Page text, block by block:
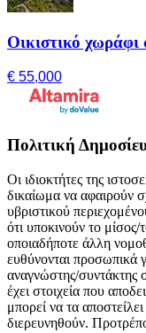
Οικιστικό χωράφι
€ 55,000
Πολιτική
Οι ιδιοκτήτες της
δικαίωμα να αφαιρούν
υβριστικού
ότι υποκινούν το
οποιαδήποτε άλλη
ευθύνονται προσωπικά
αναγνώστης/συντάκτης
έχει στοιχεία που
μπορεί να τα
διερευνηθούν.